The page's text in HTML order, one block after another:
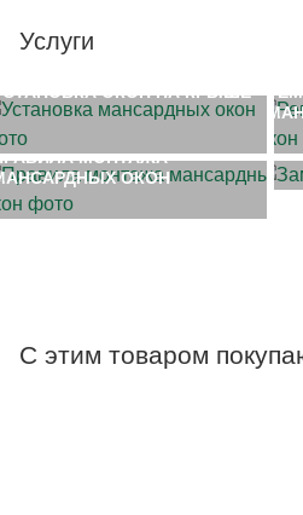
Услуги
ОКОН НА КРЫШЕ
МОНТАЖА
ОКОН
С этим товаром